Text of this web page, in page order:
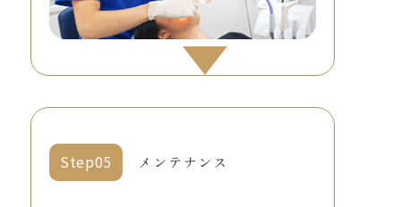
メンテナンス